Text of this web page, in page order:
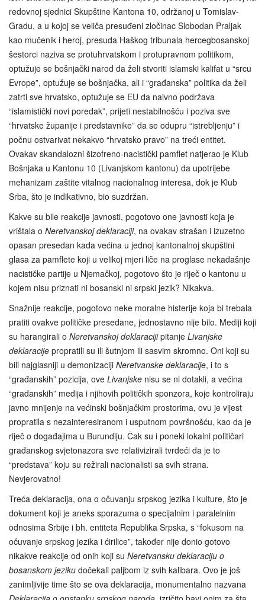
redovnoj sjednici Skupštine Kantona 10, održanoj u Tomislav-
Gradu, a u kojoj se veliča presuđeni zločinac Slobodan Praljak
kao mučenik i heroj, presuda Haškog tribunala hercegbosanskoj
šestorci naziva se protuhrvatskom i protupravnom politikom,
optužuje se bošnjački narod da želi stvoriti islamski kalifat u “srcu
Evrope”, optužuje se bošnjačka, ali i “građanska” politika da želi
zatrti sve hrvatsko, optužuje se EU da naivno podržava
“islamistički novi poredak”, prijeti nestabilnošću i poziva sve
“hrvatske županije i predstavnike” da se odupru “istrebljenju” i
počnu ostvarivat nekakvo “hrvatsko pravo” na treći entitet.
Ovakav skandalozni šizofreno-nacistički pamflet natjerao je Klub
Bošnjaka u Kantonu 10 (Livanjskom kantonu) da upotrijebe
mehanizam zaštite vitalnog nacionalnog interesa, dok je Klub
Srba, što je indikativno, bio suzdržan.
Kakve su bile reakcije javnosti, pogotovo one javnosti koja je
vrištala o Neretvanskoj deklaraciji, na ovakav strašan i izuzetno
opasan presedan kada većina u jednoj kantonalnoj skupštini
glasa za pamflete koji u velikoj mjeri liče na proglase nekadašnje
nacističke partije u Njemačkoj, pogotovo što je riječ o kantonu u
kojem nisu priznati ni bosanski ni srpski jezik? Nikakva.
Snažnije reakcije, pogotovo neke moralne histerije koja bi trebala
pratiti ovakve političke presedane, jednostavno nije bilo. Mediji koji
su harangirali o Neretvanskoj deklaracijipitanje Livanjske
deklaracije propratili su ili šutnjom ili sasvim skromno. Oni koji su
bili najglasniji u demonizaciji Neretvanske deklaracije, i to s
“građanskih” pozicija, ove Livanjske nisu se ni dotakli, a većina
“građanskih” medija i njihovih političkih sponzora, koje kontroliraju
javno mnijenje na većinski bošnjačkim prostorima, ovu je vijest
propratila s nezainteresiranom i usputnom površnošću, kao da je
riječ o događajima u Burundiju. Čak su i poneki lokalni političari
građanskog svjetonazora sve relativizirali tvrdeći da je to
“predstava” koju su režirali nacionalisti sa svih strana.
Nevjerovatno!
Treća deklaracija, ona o očuvanju srpskog jezika i kulture, što je
dokument koji je aneks sporazuma o specijalnim i paralelnim
odnosima Srbije i bh. entiteta Republika Srpska, s “fokusom na
očuvanje srpskog jezika i ćirilice”, također nije donio gotovo
nikakve reakcije od onih koji su Neretvansku deklaraciju o
bosanskom jeziku dočekali paljbom iz svih kalibara. Ovo je još
zanimljivije time što se ova deklaracija, monumentalno nazvana